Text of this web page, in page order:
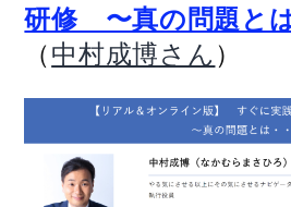
研修 〜真の問題と
（中村成博さん ）